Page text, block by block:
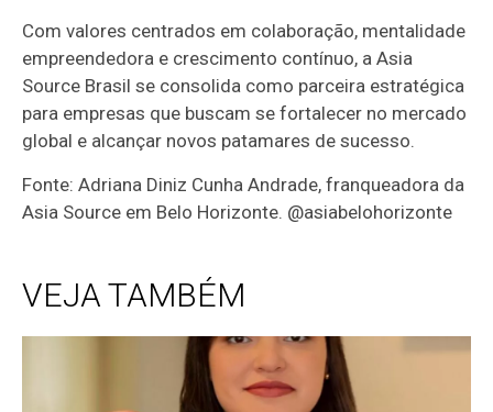
Com valores centrados em colaboração, mentalidade
empreendedora e crescimento contínuo, a Asia
Source Brasil se consolida como parceira estratégica
para empresas que buscam se fortalecer no mercado
global e alcançar novos patamares de sucesso.
Fonte: Adriana Diniz Cunha Andrade, franqueadora da
Asia Source em Belo Horizonte. @asiabelohorizonte
VEJA TAMBÉM